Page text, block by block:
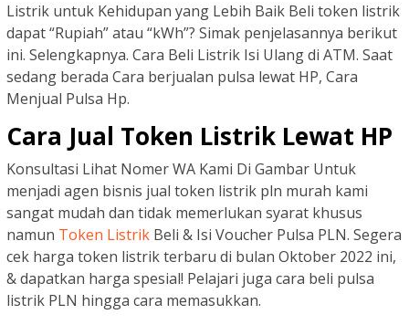
Listrik untuk Kehidupan yang Lebih Baik Beli token listrik
dapat “Rupiah” atau “kWh”? Simak penjelasannya berikut
ini. Selengkapnya. Cara Beli Listrik Isi Ulang di ATM. Saat
sedang berada Cara berjualan pulsa lewat HP, Cara
Menjual Pulsa Hp.
Cara Jual Token Listrik Lewat HP
Konsultasi Lihat Nomer WA Kami Di Gambar Untuk
menjadi agen bisnis jual token listrik pln murah kami
sangat mudah dan tidak memerlukan syarat khusus
namun Token Listrik Beli & Isi Voucher Pulsa PLN. Segera
cek harga token listrik terbaru di bulan Oktober 2022 ini,
& dapatkan harga spesial! Pelajari juga cara beli pulsa
listrik PLN hingga cara memasukkan.